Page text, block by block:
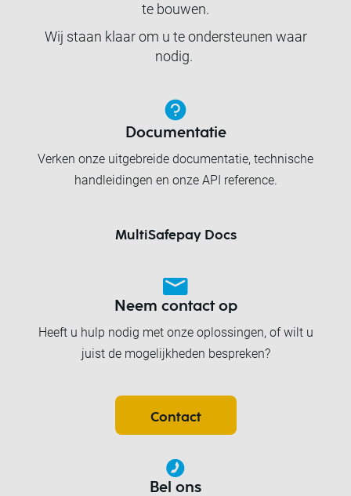
te bouwen.
Wij staan klaar om u te ondersteunen waar
nodig.
Documentatie
Verken onze uitgebreide documentatie, technische
handleidingen en onze API reference.
MultiSafepay Docs
Neem contact op
Heeft u hulp nodig met onze oplossingen, of wilt u
juist de mogelijkheden bespreken?
Contact
Bel ons